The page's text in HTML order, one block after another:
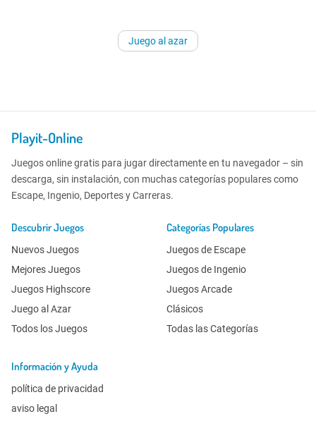
Juego al azar
Playit-Online
Juegos online gratis para jugar directamente en tu navegador – sin
descarga, sin instalación, con muchas categorías populares como
Escape, Ingenio, Deportes y Carreras.
Descubrir Juegos
Nuevos Juegos
Mejores Juegos
Juegos Highscore
Juego al Azar
Todos los Juegos
Categorías Populares
Juegos de Escape
Juegos de Ingenio
Juegos Arcade
Clásicos
Todas las Categorías
Información y Ayuda
política de privacidad
aviso legal